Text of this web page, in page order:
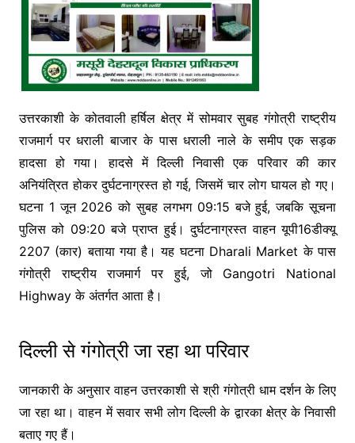
उत्तरकाशी के कोतवाली हर्षिल क्षेत्र में सोमवार सुबह गंगोत्री राष्ट्रीय
राजमार्ग पर धराली बाजार के पास धराली नाले के समीप एक सड़क
हादसा हो गया। हादसे में दिल्ली निवासी एक परिवार की कार
अनियंत्रित होकर दुर्घटनाग्रस्त हो गई, जिसमें चार लोग घायल हो गए।
घटना 1 जून 2026 को सुबह लगभग 09:15 बजे हुई, जबकि सूचना
पुलिस को 09:20 बजे प्राप्त हुई। दुर्घटनाग्रस्त वाहन यूपी16डीक्यू
2207 (कार) बताया गया है। यह घटना Dharali Market के पास
गंगोत्री राष्ट्रीय राजमार्ग पर हुई, जो Gangotri National
Highwayके अंतर्गत आता है।
दिल्ली से गंगोत्री जा रहा था परिवार
जानकारी के अनुसार वाहन उत्तरकाशी से श्री गंगोत्री धाम दर्शन के लिए
जा रहा था। वाहन में सवार सभी लोग दिल्ली के द्वारका क्षेत्र के निवासी
बताए गए हैं।